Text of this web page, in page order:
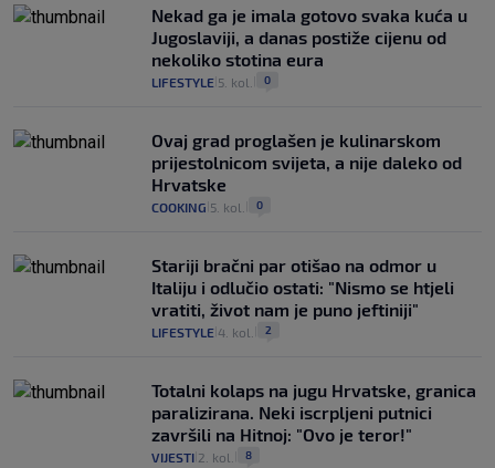
Nekad ga je imala gotovo svaka kuća u
Jugoslaviji, a danas postiže cijenu od
nekoliko stotina eura
LIFESTYLE 5. kol. 0
Ovaj grad proglašen je kulinarskom
prijestolnicom svijeta, a nije daleko od
Hrvatske
COOKING 5. kol. 0
Stariji bračni par otišao na odmor u
Italiju i odlučio ostati: "Nismo se htjeli
vratiti, život nam je puno jeftiniji"
LIFESTYLE 4. kol. 2
Totalni kolaps na jugu Hrvatske, granica
paralizirana. Neki iscrpljeni putnici
završili na Hitnoj: "Ovo je teror!"
VIJESTI 2. kol. 8